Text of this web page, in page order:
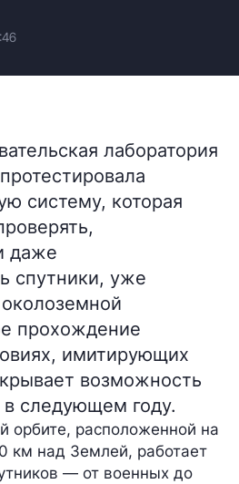
лаборатория
систему, которая
даже
спутники, уже
прохождение
имитирующих
возможность
следующем году.
орбите, расположенной на
км над Землей, работает
— от военных до